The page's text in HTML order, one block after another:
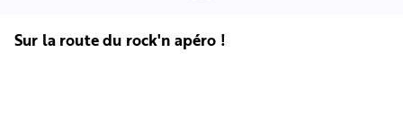
Sur la route du rock'n apéro !